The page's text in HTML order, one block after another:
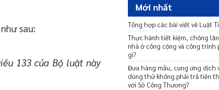
sau:
133 của Bộ luật này
Mới nhất
Tổng hợp các bài viết về Luật
Thực hành tiết kiệm, chống
nhà ở công cộng và công trình
gì?
Đưa hàng mẫu, cung ứng dịch
dùng thử không phải trả tiền
với Sở Công Thương?